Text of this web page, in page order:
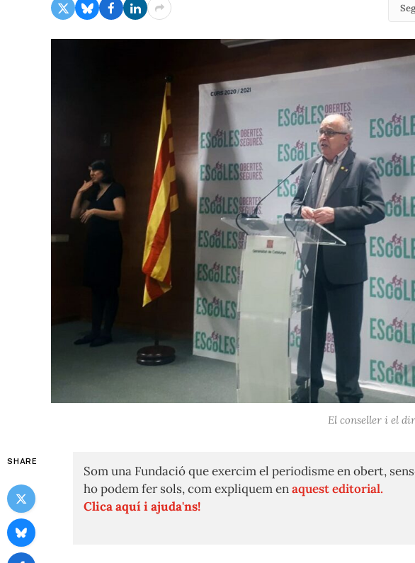
El conseller i el
SHARE
Som una Fundació que exercim el periodisme en obert,
ho podem fer sols, com expliquem enaquest editorial.
Clica aquí i ajuda'ns!